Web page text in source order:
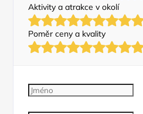
Aktivity a atrakce v okolí
Poměr ceny a kvality